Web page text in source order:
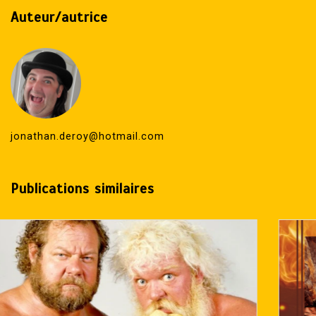
Auteur/autrice
jonathan.deroy@hotmail.com
Publications similaires